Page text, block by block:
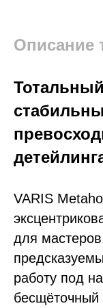
Описание
VARIS
для
работу под
бесщёточный